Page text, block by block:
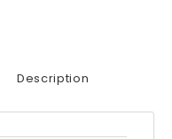
Description